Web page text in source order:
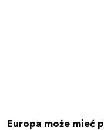
Europa może mieć